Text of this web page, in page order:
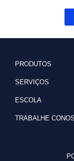
PRODUTOS
SERVIÇOS
ESCOLA
TRABALHE